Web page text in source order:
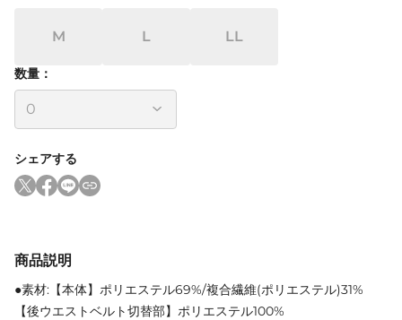
M L LL
数量：
シェアする
商品説明
●素材:【本体】ポリエステル69%/複合繊維(ポリエステル)31%
【後ウエストベルト切替部】ポリエステル100%